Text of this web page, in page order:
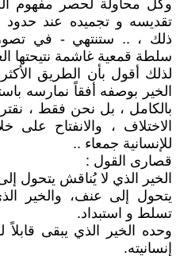
وكل محاولة لحصر مفهوم
تقديسه و تجميده عند حدود
ذلك ، .. ستنتهي - في
سلطة قمعية غاشمة نتيحتها
لذلك أقول بأن الطريق
الخير بوصفه أفقاً نمارسه
بالكامل ، بل نحن فقط ،
الاختلاف ، والانفتاح على
للإنسانية جمعاء ..
قصارى القول :
الخير الذي لا يُناقش يتحول
يتحول إلى عنف، والخير
تسلط و استبداد.
وحده الخير الذي يبقى
إنسانيته.